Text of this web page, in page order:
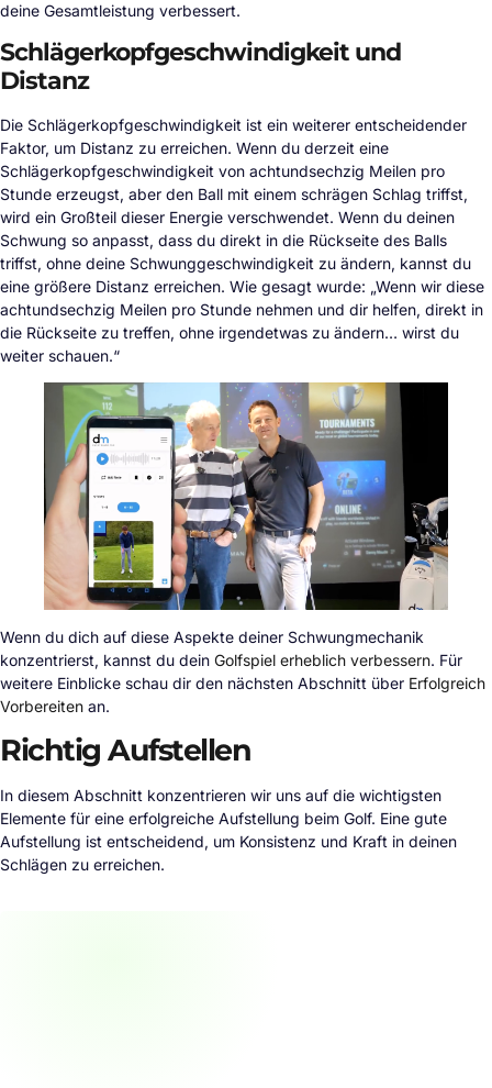
deine Gesamtleistung verbessert.
Schlägerkopfgeschwindigkeit und
Distanz
Die Schlägerkopfgeschwindigkeit ist ein weiterer entscheidender
Faktor, um Distanz zu erreichen. Wenn du derzeit eine
Schlägerkopfgeschwindigkeit von achtundsechzig Meilen pro
Stunde erzeugst, aber den Ball mit einem schrägen Schlag triffst,
wird ein Großteil dieser Energie verschwendet. Wenn du deinen
Schwung so anpasst, dass du direkt in die Rückseite des Balls
triffst, ohne deine Schwunggeschwindigkeit zu ändern, kannst du
eine größere Distanz erreichen. Wie gesagt wurde: „Wenn wir diese
achtundsechzig Meilen pro Stunde nehmen und dir helfen, direkt in
die Rückseite zu treffen, ohne irgendetwas zu ändern… wirst du
weiter schauen.“
Wenn du dich auf diese Aspekte deiner Schwungmechanik
konzentrierst, kannst du dein Golfspiel erheblich verbessern. Für
weitere Einblicke schau dir den nächsten Abschnitt über Erfolgreich
Vorbereiten an.
Richtig Aufstellen
In diesem Abschnitt konzentrieren wir uns auf die wichtigsten
Elemente für eine erfolgreiche Aufstellung beim Golf. Eine gute
Aufstellung ist entscheidend, um Konsistenz und Kraft in deinen
Schlägen zu erreichen.